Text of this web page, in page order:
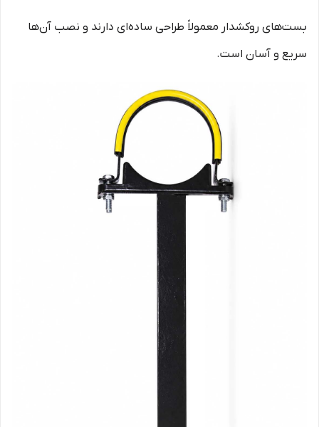
بست‌های روکشدار معمولاً طراحی ساده‌ای دارند و نصب آن‌ها
سریع و آسان است.